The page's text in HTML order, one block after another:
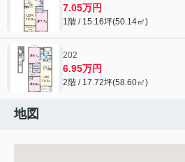
7.05万円
1階 / 15.16坪(50.14㎡)
202
6.95万円
2階 / 17.72坪(58.60㎡)
地図